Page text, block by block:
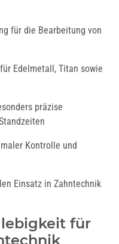
für die Bearbeitung von
Edelmetall, Titan sowie
präzise
Kontrolle und
Einsatz in Zahntechnik
für